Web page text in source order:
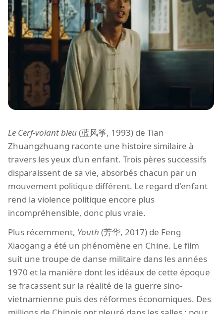
Le Cerf-volant bleu(蓝风筝, 1993) de Tian
Zhuangzhuang raconte une histoire similaire à
travers les yeux d'un enfant. Trois pères successifs
disparaissent de sa vie, absorbés chacun par un
mouvement politique différent. Le regard d'enfant
rend la violence politique encore plus
incompréhensible, donc plus vraie.
Plus récemment, Youth (芳华, 2017) de Feng
Xiaogang a été un phénomène en Chine. Le film
suit une troupe de danse militaire dans les années
1970 et la manière dont les idéaux de cette époque
se fracassent sur la réalité de la guerre sino-
vietnamienne puis des réformes économiques. Des